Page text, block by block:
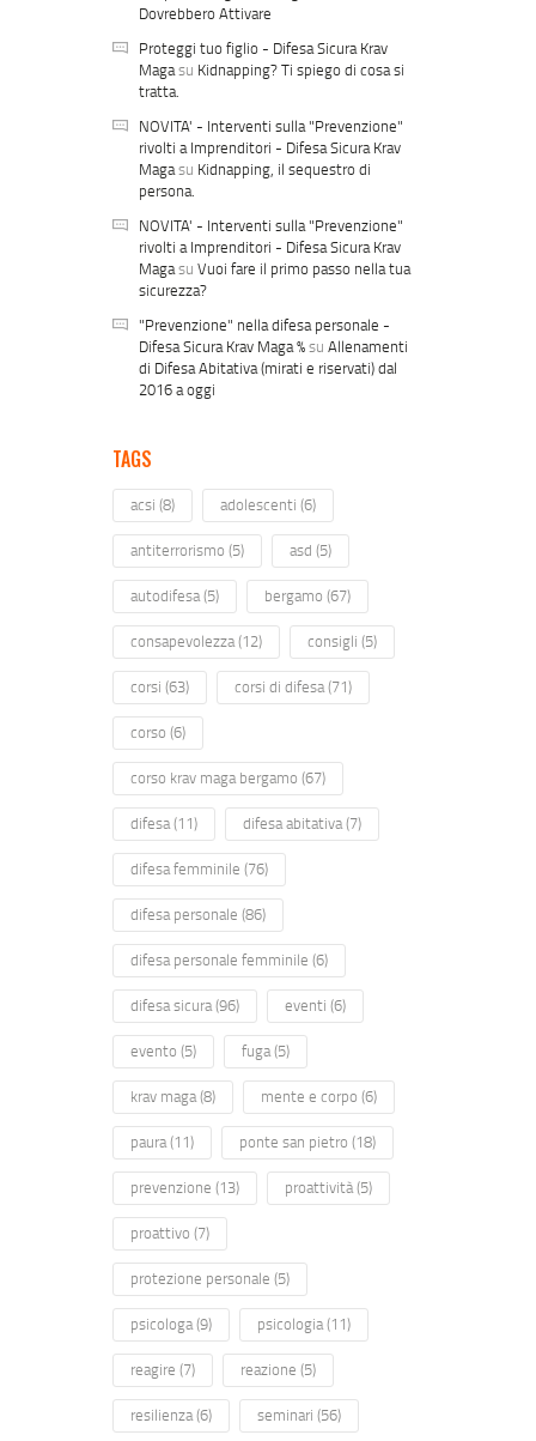
Dovrebbero Attivare
Proteggi tuo figlio - Difesa Sicura Krav
Magasu Kidnapping? Ti spiego di cosa si
tratta.
NOVITA' - Interventi sulla "Prevenzione"
rivolti a Imprenditori - Difesa Sicura Krav
Magasu Kidnapping, il sequestro di
persona.
NOVITA' - Interventi sulla "Prevenzione"
rivolti a Imprenditori - Difesa Sicura Krav
MagasuVuoi fare il primo passo nella tua
sicurezza?
"Prevenzione" nella difesa personale -
Difesa Sicura Krav Maga %suAllenamenti
di Difesa Abitativa (mirati e riservati) dal
2016 a oggi
TAGS
acsi (8) adolescenti (6)
antiterrorismo (5) asd (5)
autodifesa(5) bergamo (67)
consapevolezza(12) consigli (5)
corsi (63) corsi di difesa(71)
corso (6)
corso krav maga bergamo (67)
difesa(11) difesa abitativa(7)
difesa femminile (76)
difesa personale (86)
difesa personale femminile (6)
difesa sicura(96) eventi (6)
evento (5) fuga(5)
krav maga(8) mente e corpo (6)
paura(11) ponte san pietro (18)
prevenzione (13) proattività(5)
proattivo (7)
protezione personale (5)
psicologa(9) psicologia(11)
reagire (7) reazione (5)
resilienza(6) seminari (56)